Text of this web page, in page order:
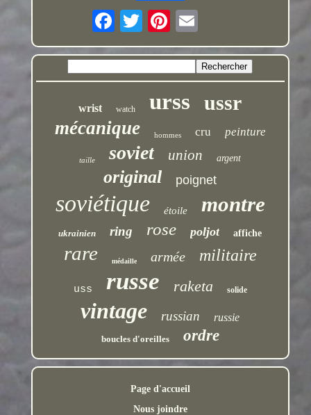
wrist watch urss ussr
mécanique hommes cru peinture
taille soviet union argent
original poignet
soviétique étoile montre
ukrainien ring rose poljot affiche
rare médaille armée militaire
uss russe raketa solide
vintage russian russie
boucles d'oreilles ordre
Page d'accueil
Nous joindre